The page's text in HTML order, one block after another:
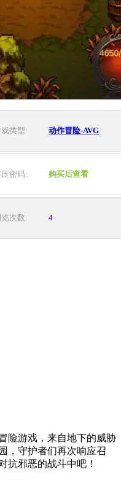
类型: 动作冒险-AVG
密码: 购买后查看
次数: 4
险游戏，来自地下的威胁
，守护者们再次响应召
抗邪恶的战斗中吧！